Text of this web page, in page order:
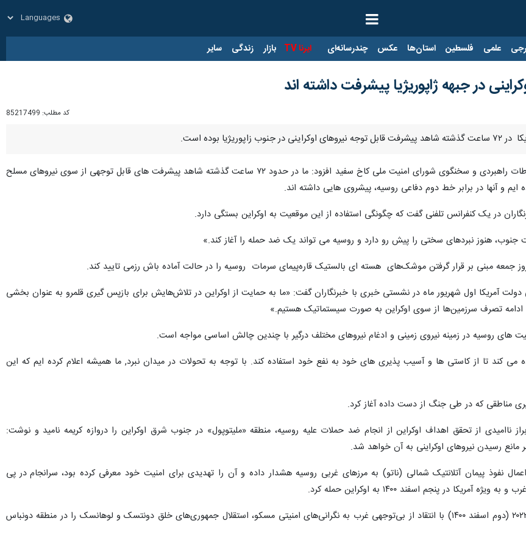
علمی فلسطین استان‌ها عکس چندرسانه‌ای ایرنا TV بازار زندگی سایر
در جبهه ژاپوریژیا پیشرفت داشته اند
کد مطلب: 85217499
بوده است.
، جان کربی هماهنگ کننده ارتباطات راهبردی و سخنگوی شورای امنیت ملی کاخ سفید افزود: ما در حدود ۷۲ ساعت گذشته شاهد پیشرفت های قابل توجهی از سوی نیروهای مسلح
ایم و آنها در برابر خط دوم دفاعی روسیه، پیشروی هایی داشته اند.
در یک کنفرانس تلفنی گفت که چگونگی استفاده از این موقعیت به اوکراین بستگی دارد.
جنوب، هنوز نبردهای سختی را پیش رو دارد و روسیه می تواند یک ضد حمله را آغاز کند.»
جمعه مبنی بر قرار گرفتن موشک‌های هسته ای بالستیک قاره‌پیمای سرمات روسیه را در حالت آماده باش رزمی تایید کند.
آمریکا اول شهریور ماه در نشستی خبری با خبرنگاران گفت: «ما به حمایت از اوکراین در تلاش‌هایش برای بازپس گیری قلمرو به عنوان بخشی
ادامه تصرف سرزمین‌ها از سوی اوکراین به صورت سیستماتیک هستیم.»
های روسیه در زمینه نیروی زمینی و ادغام نیروهای مختلف درگیر با چندین چالش اساسی مواجه است.
می کند تا از کاستی ها و آسیب پذیری های خود به نفع خود استفاده کند. با توجه به تحولات در میدان نبرد, ما همیشه اعلام کرده ایم که این
ناامیدی از تحقق اهداف اوکراین از انجام ضد حملات علیه روسیه، منطقه «ملیتوپول» در جنوب شرق اوکراین را دروازه کریمه نامید و نوشت:
رسیدن نیروهای اوکراینی به آن خواهد شد.
نفوذ پیمان آتلانتیک شمالی (ناتو) به مرزهای غربی روسیه هشدار داده و آن را تهدیدی برای امنیت خود معرفی کرده بود، سرانجام در پی نادیده
اسفند ۱۴۰۰ به اوکراین حمله کرد.
ولادیمیر پوتین رئیس جمهور روسیه ۲۱ فوریه ۲۰۲۲ (دوم اسفند ۱۴۰۰) با انتقاد از بی‌توجهی غرب به نگرانی‌های امنیتی مسکو، استقلال جمهوری‌های خلق دونتسک و لوهانسک را در منطقه دونباس